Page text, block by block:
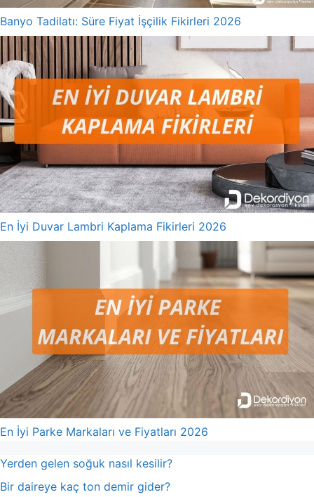
Banyo Tadilatı: Süre Fiyat İşçilik Fikirleri 2026
En İyi Duvar Lambri Kaplama Fikirleri 2026
En İyi Parke Markaları ve Fiyatları 2026
Yerden gelen soğuk nasıl kesilir?
Bir daireye kaç ton demir gider?